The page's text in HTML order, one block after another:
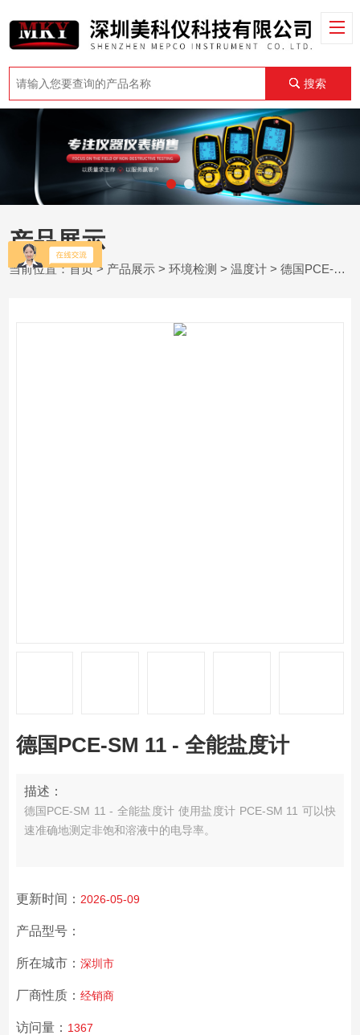
搜索
产品展示
当前位置：首页> 产品展示 >环境检测 >温度计 > 德国PCE-SM 11 - 全能盐度计
德国PCE-SM 11 - 全能盐度计
描述：
德国PCE-SM 11 - 全能盐度计 使用盐度计 PCE-SM 11 可以快
速准确地测定非饱和溶液中的电导率。
更新时间： 2026-05-09
产品型号：
所在城市： 深圳市
厂商性质： 经销商
访问量： 1367